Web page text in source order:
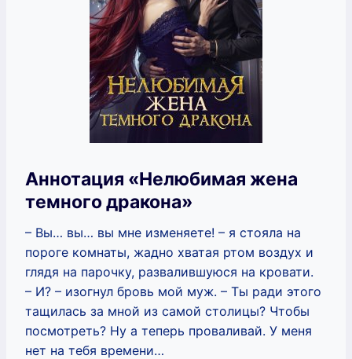
Аннотация «Нелюбимая жена
темного дракона»
– Вы… вы… вы мне изменяете! – я стояла на
пороге комнаты, жадно хватая ртом воздух и
глядя на парочку, развалившуюся на кровати.
– И? – изогнул бровь мой муж. – Ты ради этого
тащилась за мной из самой столицы? Чтобы
посмотреть? Ну а теперь проваливай. У меня
нет на тебя времени…